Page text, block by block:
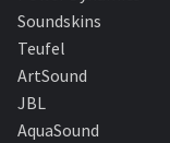
Soundskins
Teufel
ArtSound
JBL
AquaSound